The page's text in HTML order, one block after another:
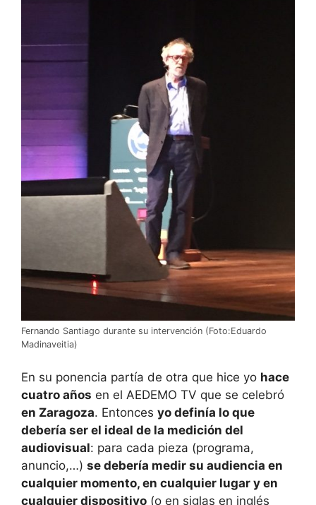
Fernando Santiago durante su intervención (Foto:Eduardo
Madinaveitia)
En su ponencia partía de otra que hice yo hace
cuatro años en el AEDEMO TV que se celebró
en Zaragoza. Entonces yo definía lo que
debería ser el ideal de la medición del
audiovisual: para cada pieza (programa,
anuncio,…) se debería medir su audiencia en
cualquier momento, en cualquier lugar y en
cualquier dispositivo (o en siglas en inglés